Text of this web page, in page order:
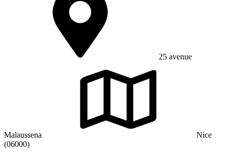
25 avenue
Malaussena
Nice
(06000)